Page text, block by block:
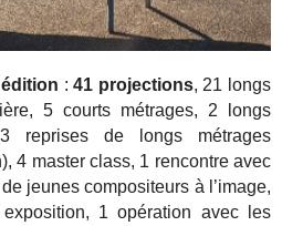
:41 projections, 21 longs
5 courts métrages, 2 longs
reprises de longs métrages
4 master class, 1 rencontre avec
jeunes compositeurs à l’image,
1 opération avec les